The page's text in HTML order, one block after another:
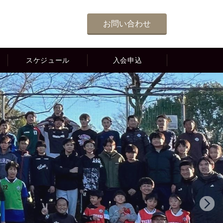
お問い合わせ
スケジュール 入会申込